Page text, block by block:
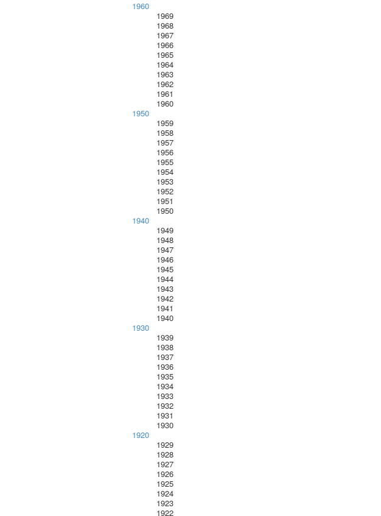
1960
1969
1968
1967
1966
1965
1964
1963
1962
1961
1960
1950
1959
1958
1957
1956
1955
1954
1953
1952
1951
1950
1940
1949
1948
1947
1946
1945
1944
1943
1942
1941
1940
1930
1939
1938
1937
1936
1935
1934
1933
1932
1931
1930
1920
1929
1928
1927
1926
1925
1924
1923
1922